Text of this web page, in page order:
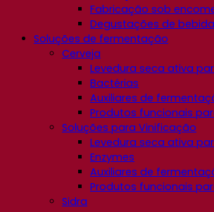
Fabricação sob
Degustações de
Soluções de fermentação
Cerveja
Levedura seca ativa
Bactérias
Auxiliares de
Produtos funcionais
Soluções para Vinificação
Levedura seca ativa
Enzymes
Auxiliares de
Produtos funcionais
Sidra